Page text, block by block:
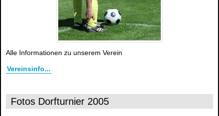
Alle Informationen zu unserem Verein
Vereinsinfo...
Fotos Dorfturnier 2005